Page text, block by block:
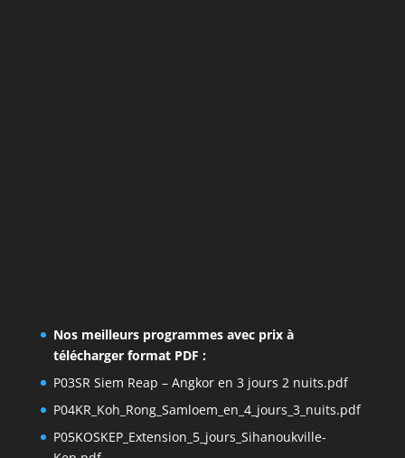
Nos meilleurs programmes avec prix à
télécharger format PDF :
P03SR Siem Reap – Angkor en 3 jours 2 nuits.pdf
P04KR_Koh_Rong_Samloem_en_4_jours_3_nuits.pdf
P05KOSKEP_Extension_5_jours_Sihanoukville-